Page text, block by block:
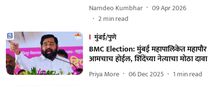
Namdeo Kumbhar
09 Apr 2026
2min read
मुंबई/पुणे
BMC Election: मुंबई महापालिकेत महापौर
आमचाच होईल, शिंदेंच्या नेत्याचा मोठा दावा
Priya More 06 Dec 2025 1 min read